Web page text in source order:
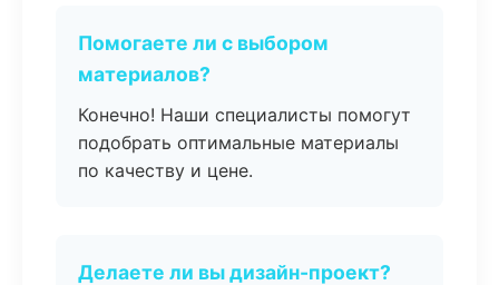
Помогаете ли с выбором
материалов?
Конечно! Наши специалисты помогут
подобрать оптимальные материалы
по качеству и цене.
Делаете ли вы дизайн-проект?